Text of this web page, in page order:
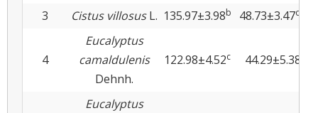
3 Cistus villosusL. 135.97±3.98b 48.73±3.47def
4
Eucalyptus
camaldulenis
Dehnh.
122.98±4.52c 44.29±5.38
Eucalyptus